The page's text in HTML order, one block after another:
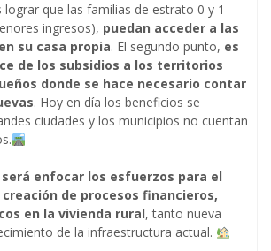
lograr que las familias de estrato 0 y 1
ingresos), puedan acceder a las
su casa propia. El segundo punto, es
de los subsidios a los territorios
donde se hace necesario contar
. Hoy en día los beneficios se
ciudades y los municipios no cuentan
será enfocar los esfuerzos para el
de procesos financieros,
en la vivienda rural, tanto nueva
de la infraestructura actual.